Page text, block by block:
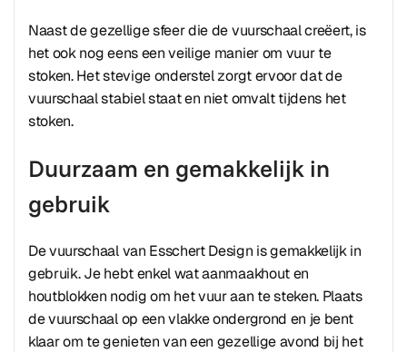
Naast de gezellige sfeer die de vuurschaal creëert, is
het ook nog eens een veilige manier om vuur te
stoken. Het stevige onderstel zorgt ervoor dat de
vuurschaal stabiel staat en niet omvalt tijdens het
stoken.
Duurzaam en gemakkelijk in
gebruik
De vuurschaal van Esschert Design is gemakkelijk in
gebruik. Je hebt enkel wat aanmaakhout en
houtblokken nodig om het vuur aan te steken. Plaats
de vuurschaal op een vlakke ondergrond en je bent
klaar om te genieten van een gezellige avond bij het